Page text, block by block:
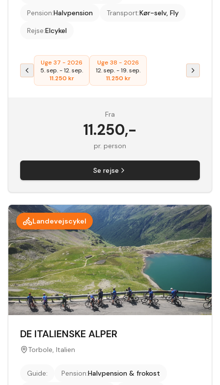
Pension:Halvpension Transport:Kør-selv, Fly
Rejse:Elcykel
Uge 37 - 2026
5. sep.-12. sep.
11.250 kr
Uge 38 - 2026
12. sep.-19. sep.
11.250 kr
Fra
11.250,-
pr. person
Se rejse
Landevejscykel
DE ITALIENSKE ALPER
Torbole, Italien
Guide: Pension:Halvpension & frokost